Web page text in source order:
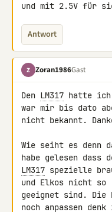
und mit 2.5V für
Antwort
Z Zoran1986Gast
Den LM317 hatte ich
war mir bis dato
nicht bekannt.
Wie seiht es denn
LM317 spezielle
und Elkos nicht so
geeignet sind. Die
noch anpassen